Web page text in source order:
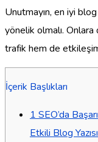
Unutmayın, en iyi blog
yönelik olmalı.
trafik hem de
İçerik Başlıkları
1 SEO’da
Etkili Blog